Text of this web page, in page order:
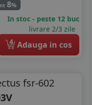
8%
In stoc - peste 12 buc
livrare 2/3 zile
4 Adauga in cos
fsr-602